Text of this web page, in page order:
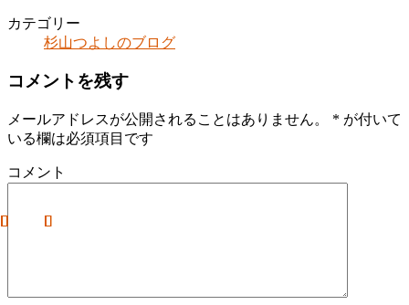
カテゴリー
杉山つよしのブログ
コメントを残す
メールアドレスが公開されることはありません。 * が付いて
いる欄は必須項目です
コメント